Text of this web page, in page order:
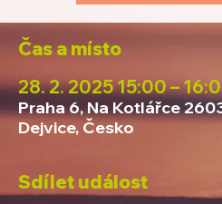
Čas a místo
28. 2. 2025 15:00 –
Praha 6, Na Kotlářce
Dejvice, Česko
Sdílet událost